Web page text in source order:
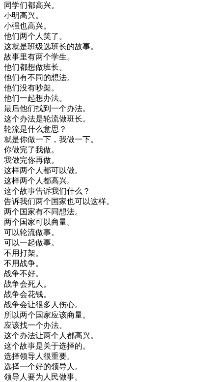
同学们都高兴。
小明高兴。
小强也高兴。
他们两个人笑了。
这就是班级选班长的故事。
故事里有两个学生。
他们都想做班长。
他们有不同 的想法。
他们没有吵架。
他们一起想办法。
最后他们找到 一个办法。
这个办法是轮流做班长。
轮流是什么意思 ？
就是你做一下 ， 我做一下。
你做完了我做。
我做完你再做。
这样两个人都可以做。
这样两个人都高兴。
这个故事告诉我们什么 ？
告诉我们两个国家也可以这样。
两个国家有不同想法。
两个国家可以商量。
可以轮流做事。
可以一起做事。
不用打架。
不用战争。
战争不好。
战争会死人。
战争会花钱。
战争会让很多人伤心。
所以两个国家应该商量。
应该找一个办法。
这个办法让两个人都高兴。
这个故事是关于选择的。
选择领导人很重要。
选择一个好的领导人。
领导人要为人民做事。